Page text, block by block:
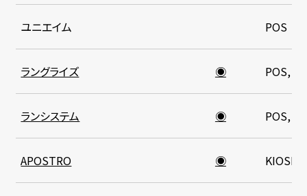
ユニエイム POS
ラングライズ ◉ POS,
ランシステム ◉ POS,
APOSTRO ◉ KIOSK